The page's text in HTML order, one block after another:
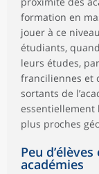
formation en
jouer à ce
étudiants,
leurs études,
franciliennes et
sortants de
essentiellement
plus proches
Peu
académies